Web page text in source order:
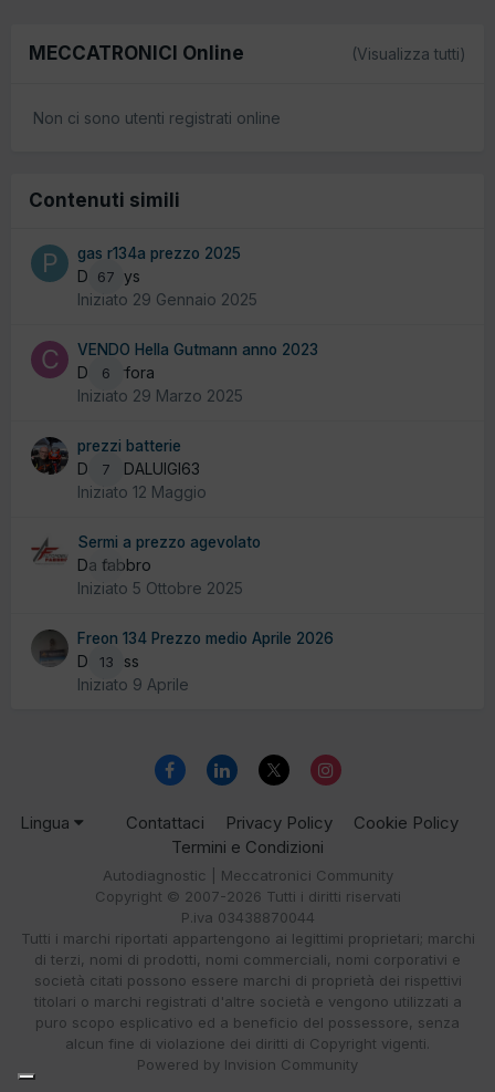
MECCATRONICI Online (Visualizza tutti)
Non ci sono utenti registrati online
Contenuti simili
67
gas r134a prezzo 2025
Da plays
Iniziato 29 Gennaio 2025
6
VENDO Hella Gutmann anno 2023
Da carfora
Iniziato 29 Marzo 2025
7
prezzi batterie
Da MEDALUIGI63
Iniziato 12 Maggio
0
Sermi a prezzo agevolato
Da fabbro
Iniziato 5 Ottobre 2025
13
Freon 134 Prezzo medio Aprile 2026
Da diass
Iniziato 9 Aprile
Lingua Contattaci Privacy Policy
Cookie Policy
Termini e Condizioni
Autodiagnostic | Meccatronici Community
Copyright © 2007-2026 Tutti i diritti riservati
P.iva 03438870044
Tutti i marchi riportati appartengono ai legittimi proprietari; marchi
di terzi, nomi di prodotti, nomi commerciali, nomi corporativi e
società citati possono essere marchi di proprietà dei rispettivi
titolari o marchi registrati d'altre società e vengono utilizzati a
puro scopo esplicativo ed a beneficio del possessore, senza
alcun fine di violazione dei diritti di Copyright vigenti.
Powered by Invision Community